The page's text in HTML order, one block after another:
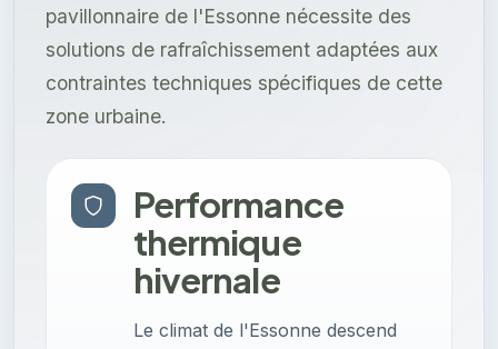
pavillonnaire de l'Essonne nécessite des
solutions de rafraîchissement adaptées aux
contraintes techniques spécifiques de cette
zone urbaine.
Performance
thermique
hivernale
Le climat de l'Essonne descend